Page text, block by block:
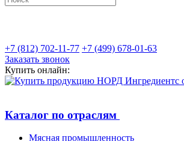
+7 (812) 702-11-77 +7 (499) 678-01-63
Заказать звонок
Купить онлайн:
Каталог по отраслям
Мясная промышленность